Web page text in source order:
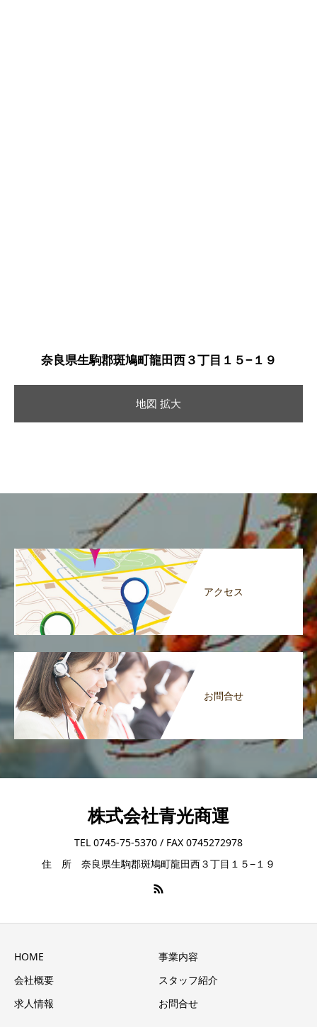
奈良県生駒郡斑鳩町龍田西３丁目１５−１９
地図 拡大
アクセス
お問合せ
株式会社青光商運
TEL 0745-75-5370 / FAX 0745272978
住 所 奈良県生駒郡斑鳩町龍田西３丁目１５−１９
HOME
事業内容
会社概要
スタッフ紹介
求人情報
お問合せ